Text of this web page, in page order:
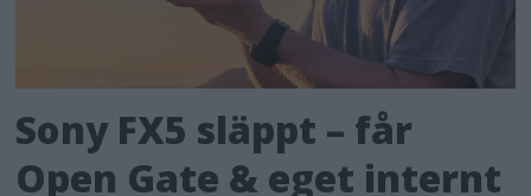
Sony FX5 släppt – får
Open Gate & eget internt